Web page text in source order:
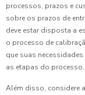
processos, prazos e
sobre os prazos de
deve estar disposta a
o processo de
que suas
as etapas do processo.
Além disso, considere a